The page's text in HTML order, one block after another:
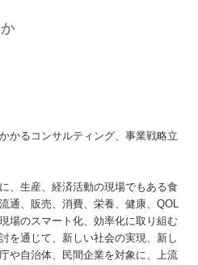
かるコンサルティング、事業戦略立
、生産、経済活動の現場でもある食
通、販売、消費、栄養、健康、QOL
場のスマート化、効率化に取り組む
を通じて、新しい社会の実現、新し
や自治体、民間企業を対象に、上流